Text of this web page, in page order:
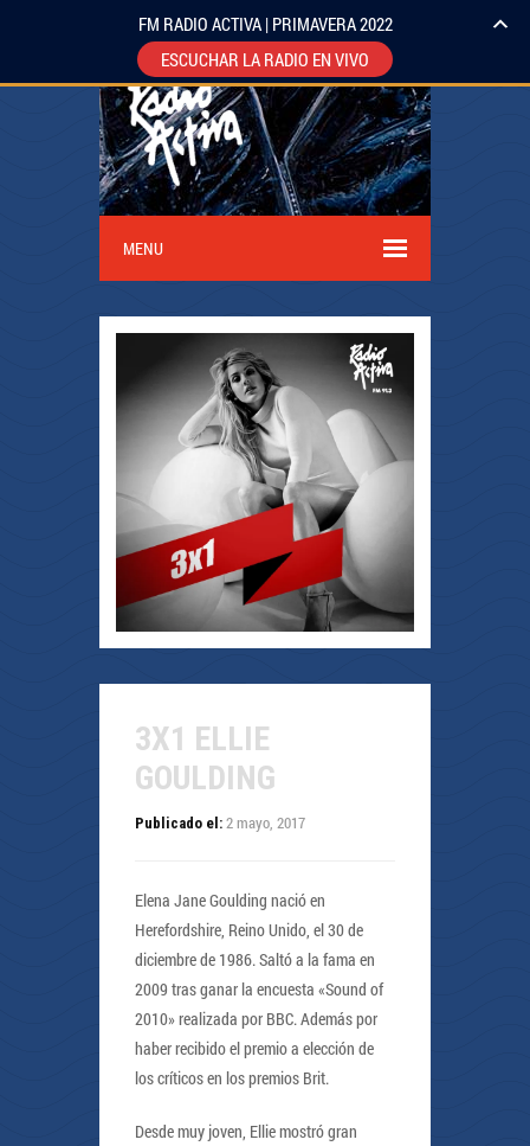
MENU
3X1 ELLIE
GOULDING
Publicado el: 2 mayo, 2017
Elena Jane Goulding nació en
Herefordshire, Reino Unido, el 30 de
diciembre de 1986. Saltó a la fama en
2009 tras ganar la encuesta «Sound of
2010» realizada por BBC. Además por
haber recibido el premio a elección de
los críticos en los premios Brit.
Desde muy joven, Ellie mostró gran
FM RADIO ACTIVA | PRIMAVERA 2022
ESCUCHAR LA RADIO EN VIVO